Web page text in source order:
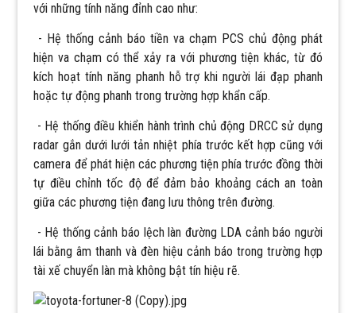
với những tính năng đỉnh cao như:
- Hệ thống cảnh báo tiền va chạm PCS chủ động phát
hiện va chạm có thể xảy ra với phương tiện khác, từ đó
kích hoạt tính năng phanh hỗ trợ khi người lái đạp phanh
hoặc tự động phanh trong trường hợp khẩn cấp.
- Hệ thống điều khiển hành trình chủ động DRCC sử dụng
radar gắn dưới lưới tản nhiệt phía trước kết hợp cũng với
camera để phát hiện các phương tiện phía trước đồng thời
tự điều chỉnh tốc độ để đảm bảo khoảng cách an toàn
giữa các phương tiện đang lưu thông trên đường.
- Hệ thống cảnh báo lệch làn đường LDA cảnh báo người
lái bằng âm thanh và đèn hiệu cảnh báo trong trường hợp
tài xế chuyển làn mà không bật tín hiệu rẽ.